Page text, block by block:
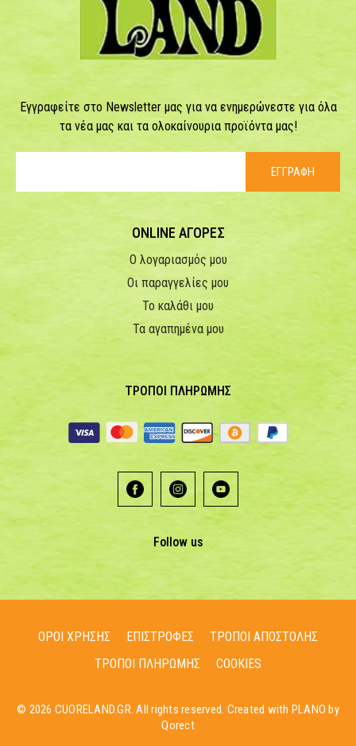
Εγγραφείτε στο Newsletter μας για να ενημερώνεστε για όλα
τα νέα μας και τα ολοκαίνουρια προϊόντα μας!
ΕΓΓΡΑΦΗ
ONLINE ΑΓΟΡΕΣ
Ο λογαριασμός μου
Οι παραγγελίες μου
Το καλάθι μου
Τα αγαπημένα μου
ΤΡΟΠΟΙ ΠΛΗΡΩΜΗΣ
Follow us
ΟΡΟΙ ΧΡΗΣΗΣ ΕΠΙΣΤΡΟΦΕΣ
ΤΡΟΠΟΙ ΑΠΟΣΤΟΛΗΣ
ΤΡΟΠΟΙ ΠΛΗΡΩΜΗΣ
COOKIES
© 2026 CUORELAND.GR. All rights reserved. Created with PLANO by
Qorect